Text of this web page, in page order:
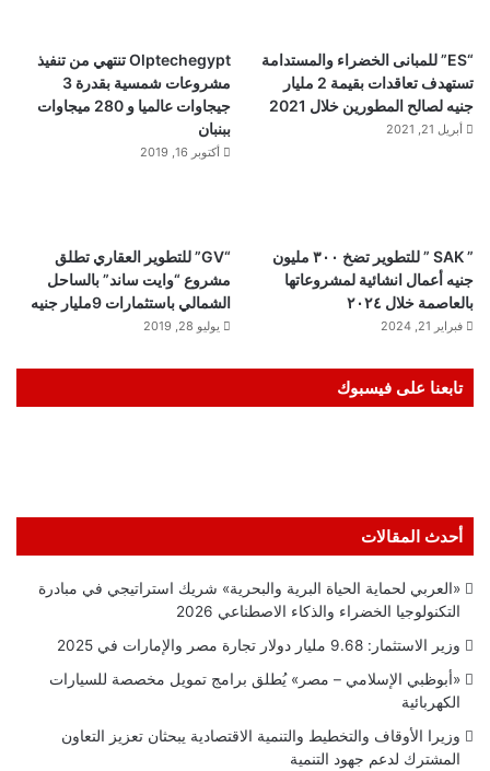
“ES” للمبانى الخضراء والمستدامة
تستهدف تعاقدات بقيمة 2 مليار
جنيه لصالح المطورين خلال 2021
أبريل 21, 2021
Olptechegypt تنتهي من تنفيذ
مشروعات شمسية بقدرة 3
جيجاوات عالميا و 280 ميجاوات
ببنبان
أكتوبر 16, 2019
” SAK ” للتطوير تضخ ٣٠٠ مليون
جنيه أعمال انشائية لمشروعاتها
بالعاصمة خلال ٢٠٢٤
فبراير 21, 2024
“GV” للتطوير العقاري تطلق
مشروع “وايت ساند” بالساحل
الشمالي باستثمارات 9مليار جنيه
يوليو 28, 2019
تابعنا على فيسبوك
أحدث المقالات
«العربي لحماية الحياة البرية والبحرية» شريك استراتيجي في مبادرة
التكنولوجيا الخضراء والذكاء الاصطناعي 2026
وزير الاستثمار: 9.68 مليار دولار تجارة مصر والإمارات في 2025
«أبوظبي الإسلامي – مصر» يُطلق برامج تمويل مخصصة للسيارات
الكهربائية
وزيرا الأوقاف والتخطيط والتنمية الاقتصادية يبحثان تعزيز التعاون
المشترك لدعم جهود التنمية